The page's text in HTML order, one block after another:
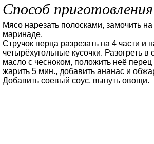
Способ приготовления
Мясо нарезать полосками, замочить на
маринаде.
Стручок перца разрезать на 4 части и
четырёхугольные кусочки. Разогреть в
масло с чесноком, положить неё перец
жарить 5 мин., добавить ананас и
Добавить соевый соус, вынуть овощи.